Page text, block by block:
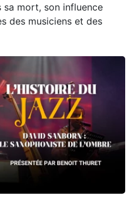
sa mort, son influence
des musiciens et des